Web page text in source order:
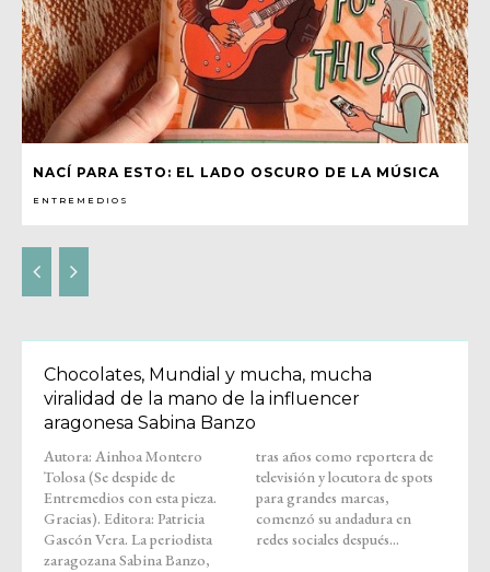
NACÍ PARA ESTO: EL LADO OSCURO DE LA MÚSICA
ENTREMEDIOS
Chocolates, Mundial y mucha, mucha
viralidad de la mano de la influencer
aragonesa Sabina Banzo
Autora: Ainhoa Montero
Tolosa (Se despide de
Entremedios con esta pieza.
Gracias). Editora: Patricia
Gascón Vera. La periodista
zaragozana Sabina Banzo,
tras años como reportera de
televisión y locutora de spots
para grandes marcas,
comenzó su andadura en
redes sociales después...